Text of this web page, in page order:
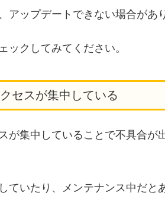
アップデートできない場合があ
ックしてみてください。
セスが集中している
が集中していることで不具合が
ていたり、メンテナンス中だと